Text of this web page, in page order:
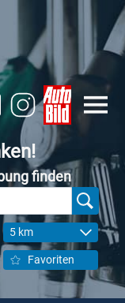
finden
5 km
Favoriten